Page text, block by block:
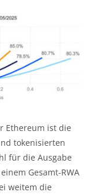
Ethereum ist die
tokenisierten
für die Ausgabe
Gesamt-RWA
weitem die